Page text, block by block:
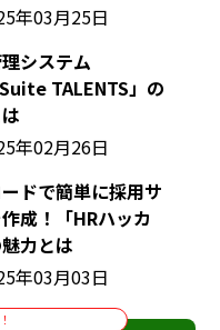
年03月25日
システム
TALENTS」の
年02月26日
ドで簡単に採用サ
成！「HRハッカ
力とは
年03月03日